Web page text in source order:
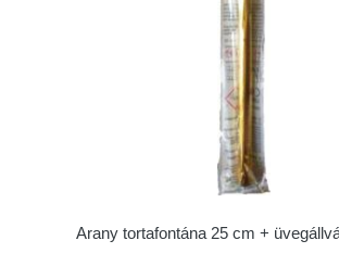
Arany tortafontána 25 cm +